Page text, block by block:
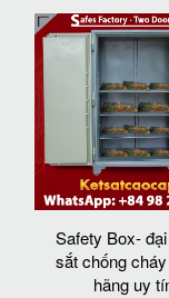
Safety Box-
sắt chống
hãng uy